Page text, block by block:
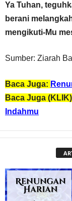
Ya Tuhan,
berani
mengikuti-Mu
Sumber: Ziarah
Baca Juga:
Baca Juga
Indahmu